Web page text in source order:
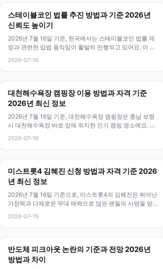
스테이블코인 법률 추진 방법과 기준 2026년
신뢰도 높이기
2026년 7월 16일 기준, 한국에서는 스테이블코인 법률 제
정과 관련한 입법 움직임이 활발히 진행되고 있어요. 이 제
2026-07-16
대천해수욕장 캠핑장 이용 방법과 자격 기준
2026년 최신 정보
2026년 7월 16일 기준, 대천해수욕장 캠핑장은 충남 보령
시 대천해수욕장 바로 앞에 위치한 인기 캠핑 명소예요. 해
2026-07-16
미스트롯4 김혜진 신청 방법과 자격 기준 2026
년 최신 정보
2026년 7월 16일 기준으로, 미스트롯4의 김혜진은 뛰어난
가창력과 다채로운 무대 매력으로 많은 팬들의 사랑을 받
2026-07-15
반도체 피크아웃 논란의 기준과 전망 2026년
방법과 차이